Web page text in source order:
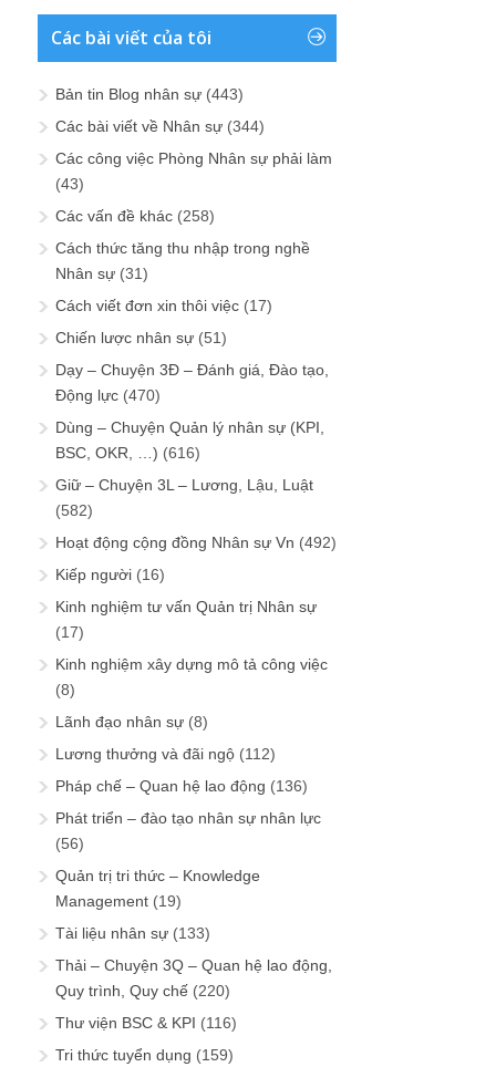
Các bài viết của tôi
Bản tin Blog nhân sự (443)
Các bài viết về Nhân sự (344)
Các công việc Phòng Nhân sự phải làm
(43)
Các vấn đề khác (258)
Cách thức tăng thu nhập trong nghề
Nhân sự (31)
Cách viết đơn xin thôi việc (17)
Chiến lược nhân sự (51)
Dạy – Chuyện 3Đ – Đánh giá, Đào tạo,
Động lực (470)
Dùng – Chuyện Quản lý nhân sự (KPI,
BSC, OKR, …) (616)
Giữ – Chuyện 3L – Lương, Lậu, Luật
(582)
Hoạt động cộng đồng Nhân sự Vn (492)
Kiếp người (16)
Kinh nghiệm tư vấn Quản trị Nhân sự
(17)
Kinh nghiệm xây dựng mô tả công việc
(8)
Lãnh đạo nhân sự (8)
Lương thưởng và đãi ngộ (112)
Pháp chế – Quan hệ lao động (136)
Phát triển – đào tạo nhân sự nhân lực
(56)
Quản trị tri thức – Knowledge
Management (19)
Tài liệu nhân sự (133)
Thải – Chuyện 3Q – Quan hệ lao động,
Quy trình, Quy chế (220)
Thư viện BSC & KPI (116)
Tri thức tuyển dụng (159)